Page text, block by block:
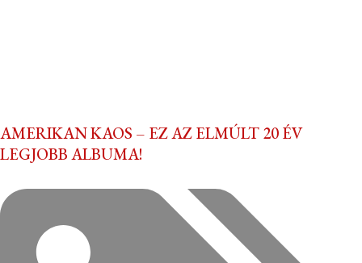
AMERIKAN KAOS – EZ AZ ELMÚLT 20 ÉV
LEGJOBB ALBUMA!